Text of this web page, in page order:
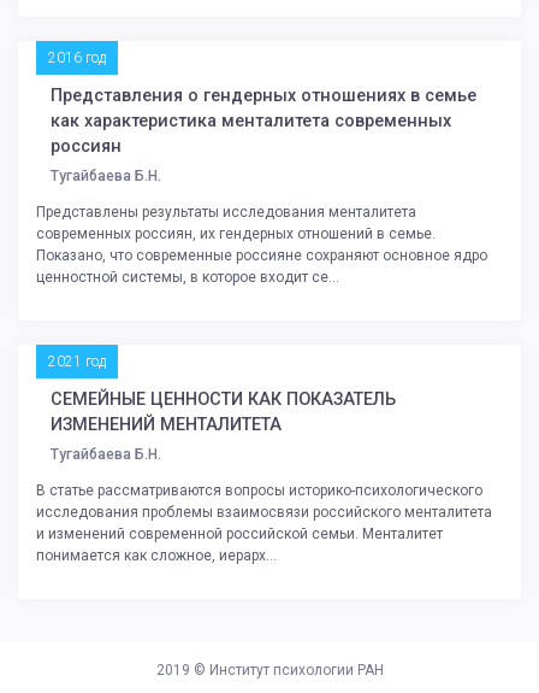
2016 год
Представления о гендерных отношениях в семье
как характеристика менталитета современных
россиян
Тугайбаева Б.Н.
Представлены результаты исследования менталитета
современных россиян, их гендерных отношений в семье.
Показано, что современные россияне сохраняют основное ядро
ценностной системы, в которое входит се...
2021 год
СЕМЕЙНЫЕ ЦЕННОСТИ КАК ПОКАЗАТЕЛЬ
ИЗМЕНЕНИЙ МЕНТАЛИТЕТА
Тугайбаева Б.Н.
В статье рассматриваются вопросы историко-психологического
исследования проблемы взаимосвязи российского менталитета
и изменений современной российской семьи. Менталитет
понимается как сложное, иерарх...
2019 © Институт психологии РАН